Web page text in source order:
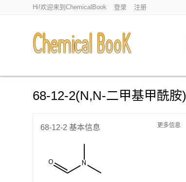
Hi!欢迎来到ChemicalBook 登录 注册
68-12-2(N,N-二甲基甲酰胺)
68-12-2 基本信息 更多信息